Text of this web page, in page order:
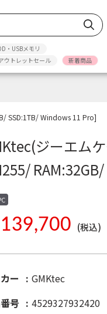
・USBメモリ
ウトレットセール 新着商品
SSD:1TB/ Windows 11 Pro]
ジーエム
139,700 (税込)
ー
GMKtec
号
4529327932420